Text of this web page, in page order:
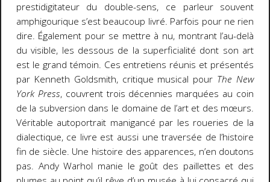
prestidigitateur du double-sens, ce parleur souvent
amphigourique s’est beaucoup livré. Parfois pour ne rien
dire. Également pour se mettre à nu, montrant l’au-delà
du visible, les dessous de la superficialité dont son art
est le grand témoin. Ces entretiens réunis et présentés
par Kenneth Goldsmith, critique musical pour The New
York Press, couvrent trois décennies marquées au coin
de la subversion dans le domaine de l’art et des mœurs.
Véritable autoportrait manigancé par les roueries de la
dialectique, ce livre est aussi une traversée de l’histoire
fin de siècle. Une histoire des apparences, n’en doutons
pas. Andy Warhol manie le goût des paillettes et des